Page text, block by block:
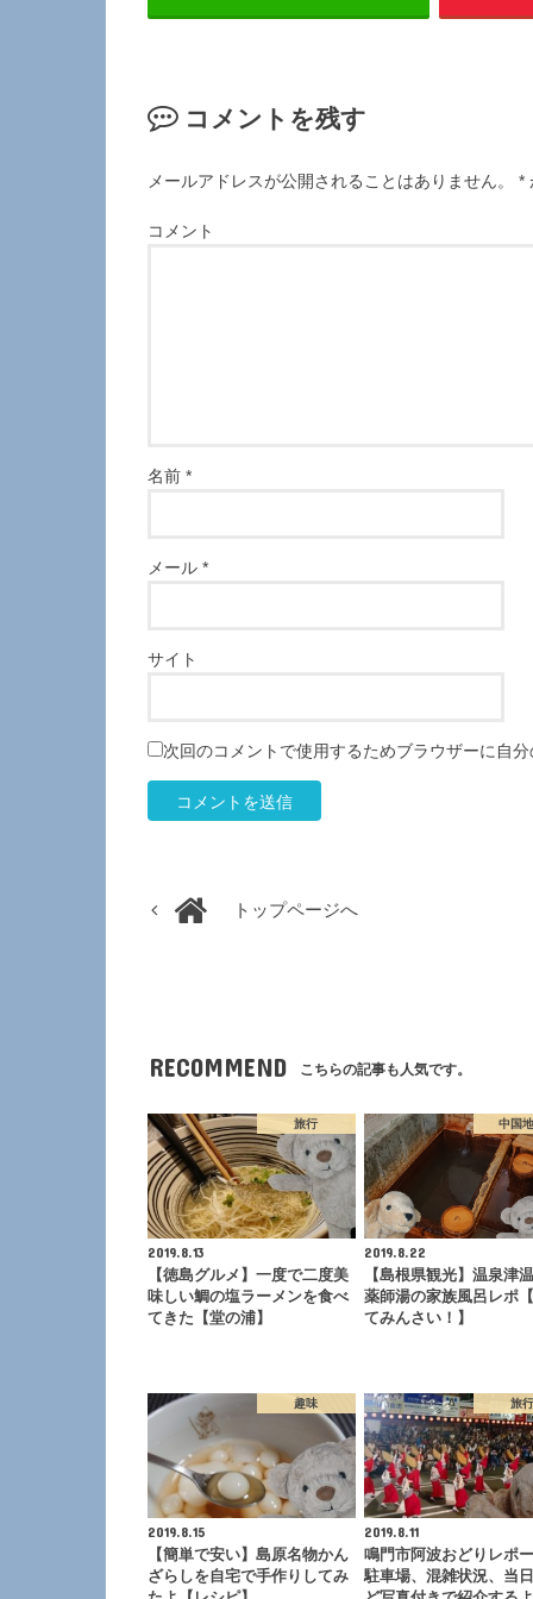
コメントを残す
メールアドレスが公開されることはありません。 *
コメント
名前 *
メール *
サイト
次回のコメントで使用するためブラウザーに自
トップページへ
RECOMMEND こちらの記事も人気です。
旅行
2019.8.13
【徳島グルメ】一度で二度美
味しい鯛の塩ラーメンを食べ
てきた【堂の浦】
中国
2019.8.22
【島根県観光】温泉津温
薬師湯の家族風呂レポ
てみんさい！】
趣味
2019.8.15
【簡単で安い】島原名物かん
ざらしを自宅で手作りしてみ
旅
2019.8.11
鳴門市阿波おどりレポー
駐車場、混雑状況、当